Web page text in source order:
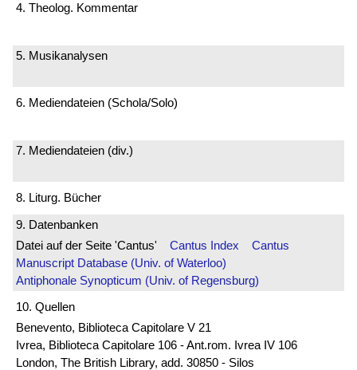
4. Theolog. Kommentar
5. Musikanalysen
6. Mediendateien (Schola/Solo)
7. Mediendateien (div.)
8. Liturg. Bücher
9. Datenbanken
Datei auf der Seite 'Cantus' Cantus Index
Cantus
Manuscript Database (Univ. of Waterloo)
Antiphonale Synopticum (Univ. of Regensburg)
10. Quellen
Benevento, Biblioteca Capitolare V 21
Ivrea, Biblioteca Capitolare 106 - Ant.rom. Ivrea IV 106
London, The British Library, add. 30850 - Silos